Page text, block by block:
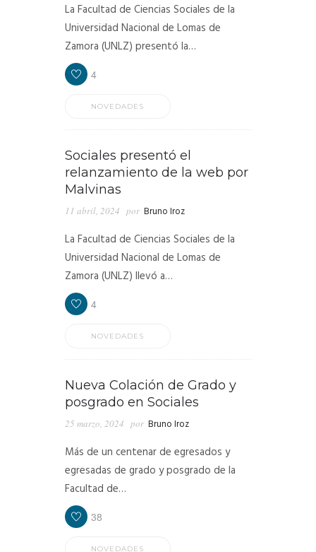
La Facultad de Ciencias Sociales de la
Universidad Nacional de Lomas de
Zamora (UNLZ) presentó la…
4
NOVEDADES
Sociales presentó el
relanzamiento de la web por
Malvinas
11 abril, 2024 por Bruno Iroz
La Facultad de Ciencias Sociales de la
Universidad Nacional de Lomas de
Zamora (UNLZ) llevó a…
4
NOVEDADES
Nueva Colación de Grado y
posgrado en Sociales
25 marzo, 2024 por Bruno Iroz
Más de un centenar de egresados y
egresadas de grado y posgrado de la
Facultad de…
38
NOVEDADES